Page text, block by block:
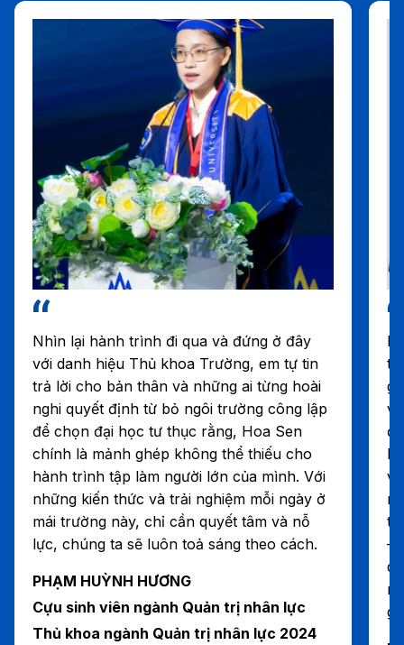
Nhìn lại hành trình đi qua và đứng ở đây
với danh hiệu Thủ khoa Trường, em tự tin
trả lời cho bản thân và những ai từng hoài
nghi quyết định từ bỏ ngôi trường công lập
để chọn đại học tư thục rằng, Hoa Sen
chính là mảnh ghép không thể thiếu cho
hành trình tập làm người lớn của mình. Với
những kiến thức và trải nghiệm mỗi ngày ở
mái trường này, chỉ cần quyết tâm và nỗ
lực, chúng ta sẽ luôn toả sáng theo cách.
PHẠM HUỲNH HƯƠNG
Cựu sinh viên ngành Quản trị nhân lực
Thủ khoa ngành Quản trị nhân lực 2024
–